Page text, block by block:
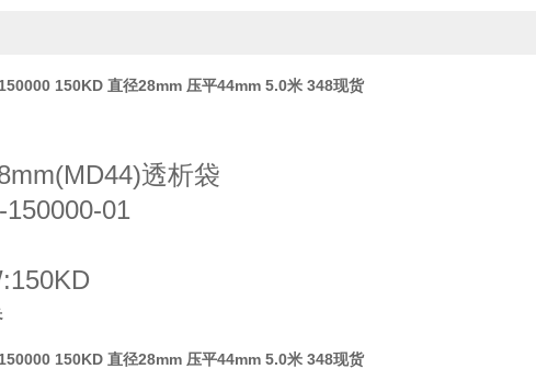
150KD 直径28mm 压平44mm 5.0米 348现货
透析袋
01
150KD 直径28mm 压平44mm 5.0米 348现货